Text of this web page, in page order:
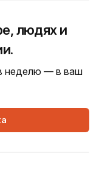
людях и
неделю — в ваш